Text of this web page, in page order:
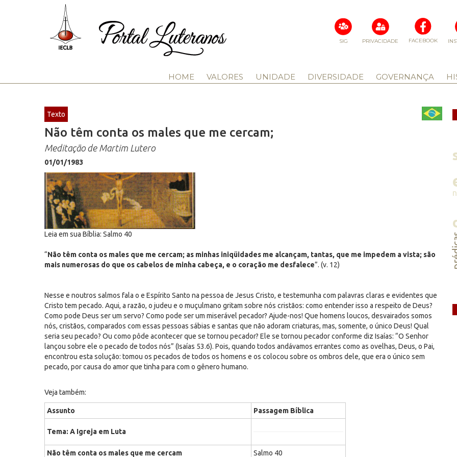
FACEBOOK
PRIVACIDADE
SIG
HOME VALORES UNIDADE DIVERSIDADE GOVERNANÇA
Texto
Não têm conta os males que me cercam;
Meditação de Martim Lutero
01/01/1983
Leia em sua Bíblia: Salmo 40
“Não têm conta os males que me cercam; as minhas iniqüidades me alcançam, tantas, que me impedem a vista; são
mais numerosas do que os cabelos de minha cabeça, e o coração me desfalece”. (v. 12)
Nesse e noutros salmos fala o e Espírito Santo na pessoa de Jesus Cristo, e testemunha com palavras claras e evidentes que
Cristo tem pecado. Aqui, a razão, o judeu e o muçulmano gritam sobre nós cristãos: como entender isso a respeito de Deus?
Como pode Deus ser um servo? Como pode ser um miserável pecador? Ajude-nos! Que homens loucos, desvairados somos
nós, cristãos, comparados com essas pessoas sábias e santas que não adoram criaturas, mas, somente, o único Deus! Qual
seria seu pecado? Ou como pôde acontecer que se tornou pecador? Ele se tornou pecador conforme diz Isaías: “O Senhor
lançou sobre ele o pecado de todos nós” (Isaías 53.6). Pois, quando todos andávamos errantes como as ovelhas, Deus, o Pai,
encontrou esta solução: tomou os pecados de todos os homens e os colocou sobre os ombros dele, que era o único sem
pecado, por causa do amor que tinha para com o gênero humano.
Veja também:
Assunto Passagem Bíblica
Tema: A Igreja em Luta
Não têm conta os males que me cercam
Salmo 40